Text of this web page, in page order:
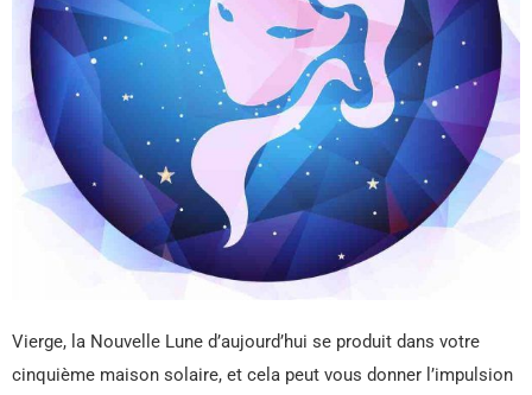
Vierge, la Nouvelle Lune d’aujourd’hui se produit dans votre
cinquième maison solaire, et cela peut vous donner l’impulsion